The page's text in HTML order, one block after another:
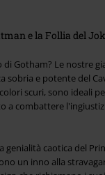
e la Follia del
Gotham? Le nostre
sobria e potente del
scuri, sono ideali
a combattere
genialità caotica del
un inno alla